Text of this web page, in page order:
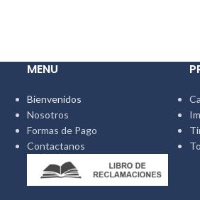
MENU
Bienvenidos
Nosotros
Formas de Pago
Contactanos